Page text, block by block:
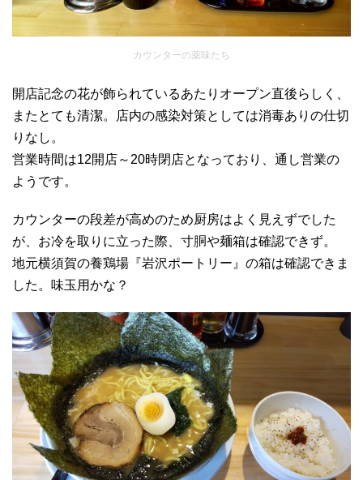
カウンターの薬味たち
開店記念の花が飾られているあたりオープン直後らしく、
またとても清潔。店内の感染対策としては消毒ありの仕切
りなし。
営業時間は12開店～20時閉店となっており、通し営業の
ようです。
カウンターの段差が高めのため厨房はよく見えずでした
が、お冷を取りに立った際、寸胴や麺箱は確認できず。
地元横須賀の養鶏場『岩沢ポートリー』の箱は確認できま
した。味玉用かな？